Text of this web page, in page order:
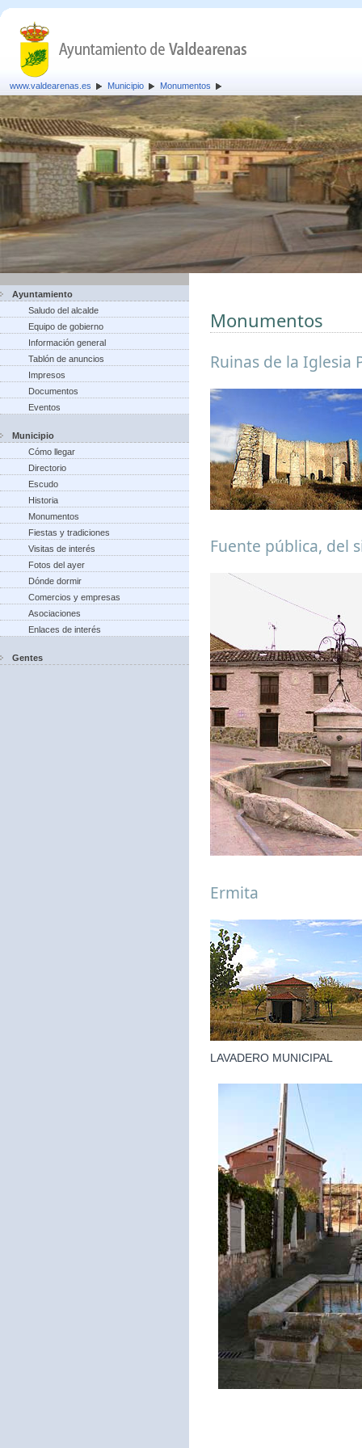
www.valdearenas.es Municipio Monumentos
Ayuntamiento
Saludo del alcalde
Equipo de gobierno
Información general
Tablón de anuncios
Impresos
Documentos
Eventos
Municipio
Cómo llegar
Directorio
Escudo
Historia
Monumentos
Fiestas y tradiciones
Visitas de interés
Fotos del ayer
Dónde dormir
Comercios y empresas
Asociaciones
Enlaces de interés
Gentes
Monumentos
Ruinas de la
Fuente pública, del
Ermita
LAVADERO MUNICIPAL